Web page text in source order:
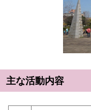
主な活動内容